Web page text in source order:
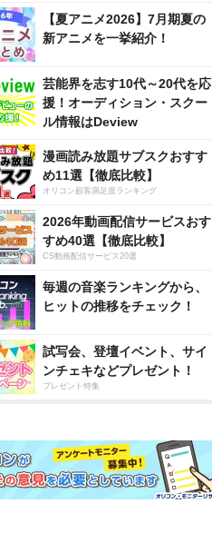
【夏アニメ2026】7月期夏の
新アニメを一挙紹介！
芸能界を志す10代～20代を応
援！オーディション・スクー
ル情報はDeview
漫画読み放題サブスクおすす
め11選【徹底比較】
オリコン顧客満足度ランキング
2026年動画配信サービスおす
すめ40選【徹底比較】
CS動画配信サービス20選
毎週の音楽ランキングから、
ヒットの推移をチェック！
試写会、登壇イベント、サイ
ンチェキなどプレゼント！
プレゼント特集